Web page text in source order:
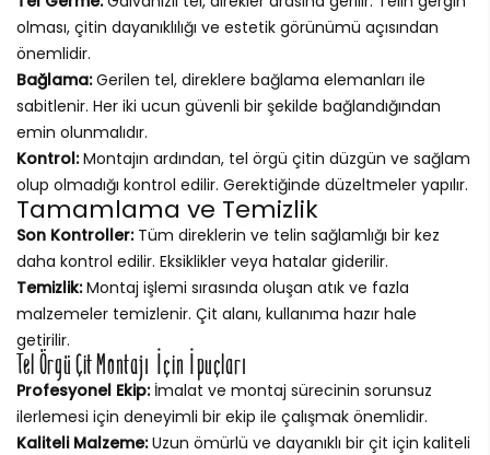
olması, çitin dayanıklılığı ve estetik görünümü açısından
önemlidir.
Bağlama:Gerilen tel, direklere bağlama elemanları ile
sabitlenir. Her iki ucun güvenli bir şekilde bağlandığından
emin olunmalıdır.
Kontrol:Montajın ardından, tel örgü çitin düzgün ve sağlam
olup olmadığı kontrol edilir. Gerektiğinde düzeltmeler yapılır.
Tamamlama ve Temizlik
Son Kontroller:Tüm direklerin ve telin sağlamlığı bir kez
daha kontrol edilir. Eksiklikler veya hatalar giderilir.
Temizlik:Montaj işlemi sırasında oluşan atık ve fazla
malzemeler temizlenir. Çit alanı, kullanıma hazır hale
getirilir.
Tel Örgü Çit Montajı İçin İpuçları
Profesyonel Ekip:İmalat ve montaj sürecinin sorunsuz
ilerlemesi için deneyimli bir ekip ile çalışmak önemlidir.
Kaliteli Malzeme:Uzun ömürlü ve dayanıklı bir çit için kaliteli